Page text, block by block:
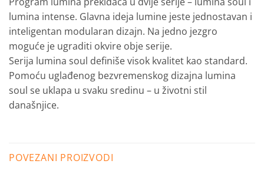
lumina intense. Glavna ideja lumine jeste jednostavan i
inteligentan modularan dizajn. Na jedno jezgro
moguće je ugraditi okvire obje serije.
Serija lumina soul definiše visok kvalitet kao standard.
Pomoću uglađenog bezvremenskog dizajna lumina
soul se uklapa u svaku sredinu – u životni stil
današnjice.
POVEZANI PROIZVODI